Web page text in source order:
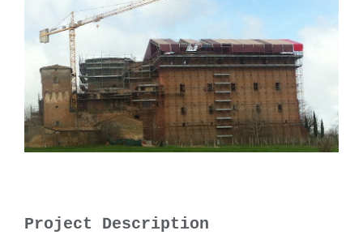
Image
Project Description